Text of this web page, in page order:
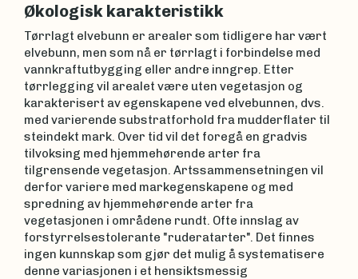
Økologisk karakteristikk
Tørrlagt elvebunn er arealer som tidligere har vært
elvebunn, men som nå er tørrlagt i forbindelse med
vannkraftutbygging eller andre inngrep. Etter
tørrlegging vil arealet være uten vegetasjon og
karakterisert av egenskapene ved elvebunnen, dvs.
med varierende substratforhold fra mudderflater til
steindekt mark. Over tid vil det foregå en gradvis
tilvoksing med hjemmehørende arter fra
tilgrensende vegetasjon. Artssammensetningen vil
derfor variere med markegenskapene og med
spredning av hjemmehørende arter fra
vegetasjonen i områdene rundt. Ofte innslag av
forstyrrelsestolerante "ruderatarter". Det finnes
ingen kunnskap som gjør det mulig å systematisere
denne variasjonen i et hensiktsmessig